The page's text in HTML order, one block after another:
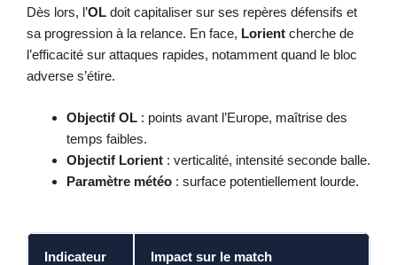
Dès lors, l’OL doit capitaliser sur ses repères défensifs et
sa progression à la relance. En face, Lorient cherche de
l’efficacité sur attaques rapides, notamment quand le bloc
adverse s’étire.
Objectif OL : points avant l’Europe, maîtrise des
temps faibles.
Objectif Lorient : verticalité, intensité seconde balle.
Paramètre météo : surface potentiellement lourde.
Indicateur Impact sur le match